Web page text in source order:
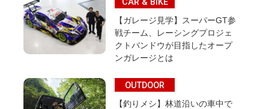
【ガレージ見学】スーパーGT参
戦チーム、レーシングプロジェ
クトバンドウが目指したオープ
ンガレージとは
OUTDOOR
【釣りメシ】林道沿いの車中で